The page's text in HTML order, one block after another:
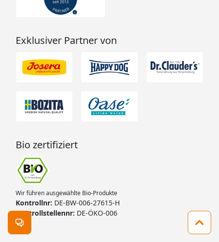
Exklusiver Partner von
Bio zertifiziert
Wir führen ausgewählte Bio-Produkte
Kontrollnr: DE-BW-006-27615-H
Kontrollstellennr: DE-ÖKO-006
Kontakt öffnen